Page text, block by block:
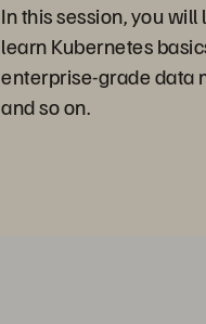
In this session, you
learn Kubernetes
enterprise-grade data
and so on.